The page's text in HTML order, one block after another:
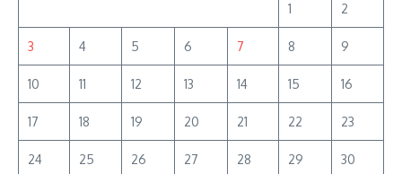
1 2
3 4 5 6 7 8 9
10 11 12 13 14 15 16
17 18 19 20 21 22 23
24 25 26 27 28 29 30